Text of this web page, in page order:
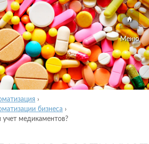
Меню
›
бизнеса ›
учет медикаментов?